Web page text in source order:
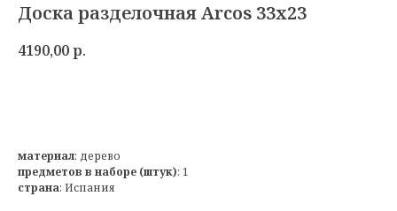
Доска разделочная Arcos 33х23
4190,00р.
материал: дерево
предметов в наборе (штук): 1
страна: Испания